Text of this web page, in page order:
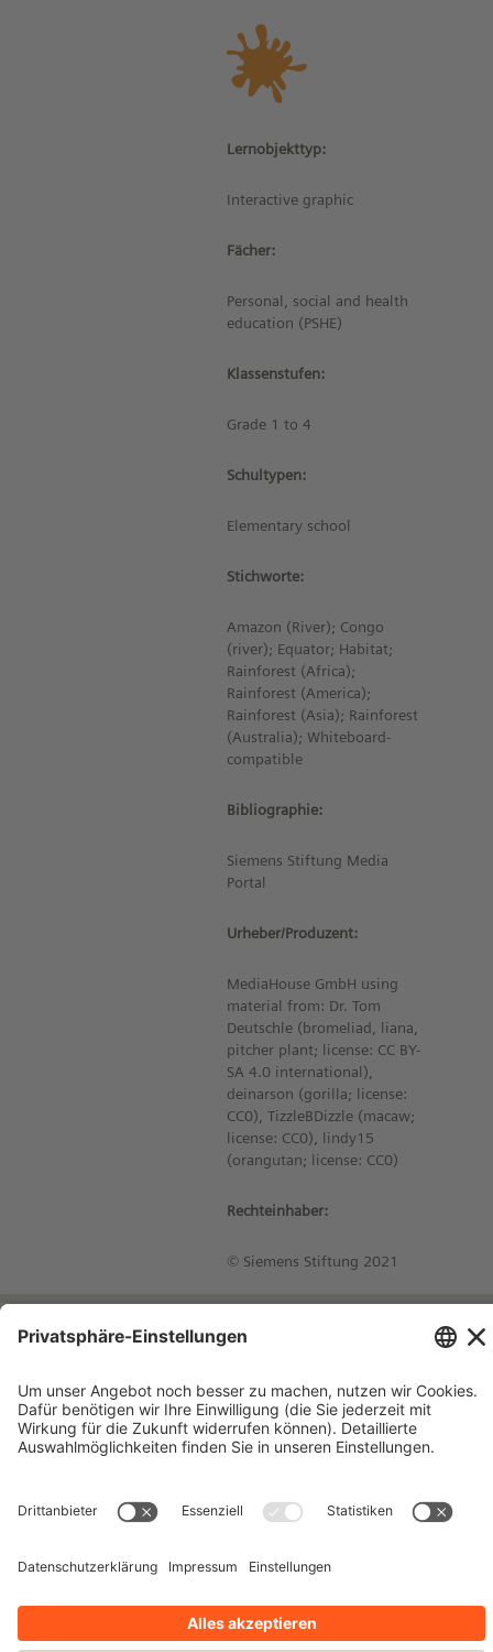
Lernobjekttyp:
Interactive graphic
Fächer:
Personal, social and health
education (PSHE)
Klassenstufen:
Grade 1 to 4
Schultypen:
Elementary school
Stichworte:
Amazon (River); Congo
(river); Equator; Habitat;
Rainforest (Africa);
Rainforest (America);
Rainforest (Asia); Rainforest
(Australia); Whiteboard-
compatible
Bibliographie:
Siemens Stiftung Media
Portal
Urheber/Produzent:
MediaHouse GmbH using
material from: Dr. Tom
Deutschle (bromeliad, liana,
pitcher plant; license: CC BY-
SA 4.0 international),
deinarson (gorilla; license:
CC0), TizzleBDizzle (macaw;
license: CC0), lindy15
(orangutan; license: CC0)
Rechteinhaber:
© Siemens Stiftung 2021
Impressum
Kontakt
Datenschutzhinweise
Bleiben Sie auf dem Laufenden!